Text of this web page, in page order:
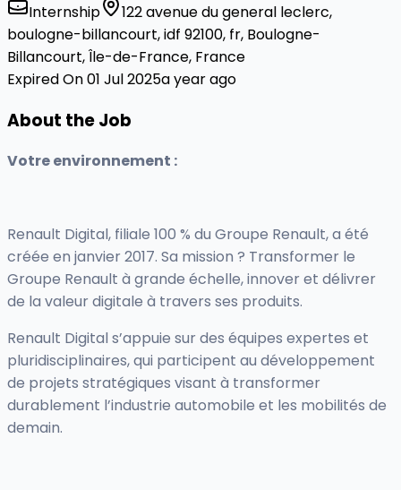
Internship
122 avenue du general leclerc,
boulogne-billancourt, idf 92100, fr, Boulogne-
Billancourt, Île-de-France, France
Expired On 01 Jul 2025a year ago
About the Job
Votre environnement :
Renault Digital, filiale 100 % du Groupe Renault, a été
créée en janvier 2017. Sa mission ? Transformer le
Groupe Renault à grande échelle, innover et délivrer
de la valeur digitale à travers ses produits.
Renault Digital s’appuie sur des équipes expertes et
pluridisciplinaires, qui participent au développement
de projets stratégiques visant à transformer
durablement l’industrie automobile et les mobilités de
demain.